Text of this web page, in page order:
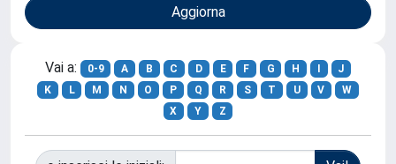
Vai a: 0-9 A B C D E F G H
J
K
L M N O P Q R S T U V
W
X
Y Z